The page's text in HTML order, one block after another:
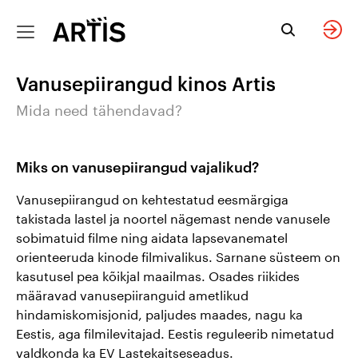
Tagasi
Eriprogramm
Sulge
Suvepilet
Filmiklassika
kombo:
meistriteos +
dokfilm
Täiega tüdrukud:
Y2K filmid!
Tagasi
Sinu
sündmus
Sulge
Privaatne
kinoseanss
Lapse sünnipäev
Sinu
tähtsündmus
suurel ekraanil
Firmaüritus
Broneeri
Tagasi
Kinkepilet
Sulge
Kinkepileti info
kinkepilet
Tagasi
Keel
Sulge
Eesti keeles
Vanusepiirangud kinos Artis
Mida need tähendavad?
Miks on vanusepiirangud vajalikud?
Vanusepiirangud on kehtestatud eesmärgiga
takistada lastel ja noortel nägemast nende vanusele
sobimatuid filme ning aidata lapsevanematel
orienteeruda kinode filmivalikus. Sarnane süsteem on
kasutusel pea kõikjal maailmas. Osades riikides
määravad vanusepiiranguid ametlikud
hindamiskomisjonid, paljudes maades, nagu ka
Eestis, aga filmilevitajad. Eestis reguleerib nimetatud
valdkonda ka EV Lastekaitseseadus.